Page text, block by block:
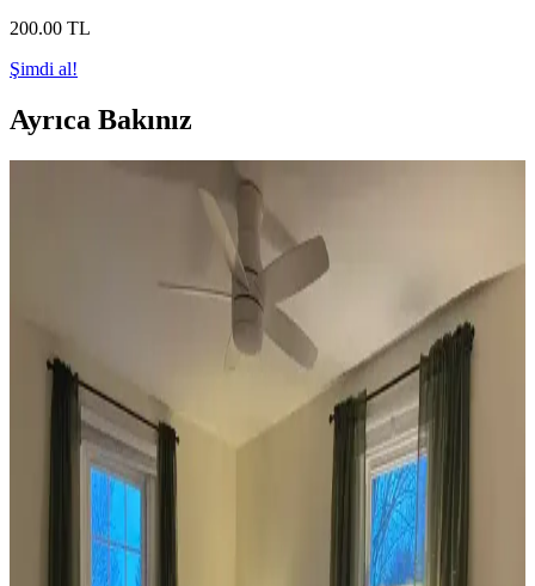
200.00 TL
Şimdi al!
Ayrıca Bakınız
Koltuk ve Aksesuar Sandalyelerde Renk Uyumu ve
Dekorasyonda Görsel Denge Sağlama Yöntemleri
Koltuk ve aksesuar sandalyelerde renk uyumsuzluğu görsel rekabete
yol açabilir. Halı, perde, yastık ve mobilya yerleşimi ile renkler
dengelenerek mekanın estetik bütünlüğü sağlanır.
Ev Dekorasyonunda Denge ve Fonksiyonellik: Renk
Uyumu, Mobilya Yerleşimi ve Estetik İncelemesi
Reddit tartışması üzerinden ev dekorasyonunda renk uyumu,
mobilya yerleşimi ve aksesuar dengesi gibi unsurların yaşam
alanlarının estetik ve fonksiyonelliğini nasıl etkilediği inceleniyor.
Veranda Dekorasyonunda Bitki Seçimi, Aydınlatma
ve Mobilya Düzenlemeleriyle Estetik İyileştirme
Yöntemleri